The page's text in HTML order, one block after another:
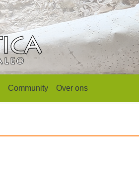
Community Over ons